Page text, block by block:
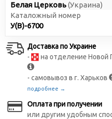
Белая Церковь(Украина)
Каталожный номер
У(В)-6700
Доставка по Украине
-
на отделение Новой
- самовывоз в г. Харьков
подробнее →
Оплата при получении
или другим удобным